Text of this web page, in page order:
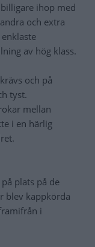
ihop med
och extra
av hög klass.
och på
tyst.
mellan
i en härlig
plats på de
blev kappkörda
i